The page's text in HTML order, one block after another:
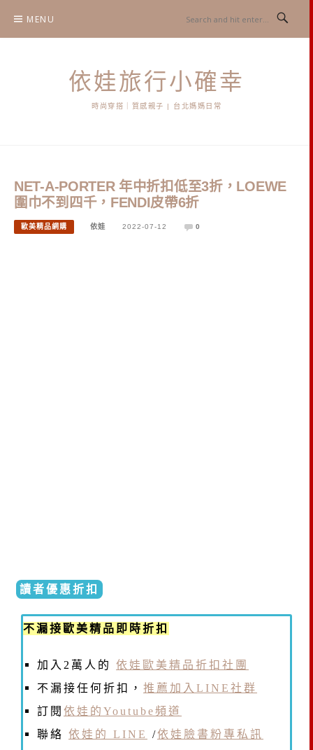
content
MENU
依娃旅行小確幸
時尚穿搭｜質感親子 | 台北媽媽日常
NET-A-PORTER 年中折扣低至3折，LOEWE
圍巾不到四千，FENDI皮帶6折
歐美精品網購 依娃 2022-07-12 0
讀者優惠折扣
不漏接歐美精品即時折扣
加入2萬人的 依娃歐美精品折扣社團
不漏接任何折扣， 推薦加入LINE社群
訂閱 依娃的Youtube頻道
聯絡 依娃的 LINE /依娃臉書粉專私訊